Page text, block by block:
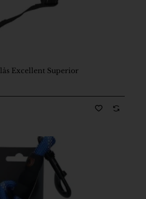
Excellent Superior